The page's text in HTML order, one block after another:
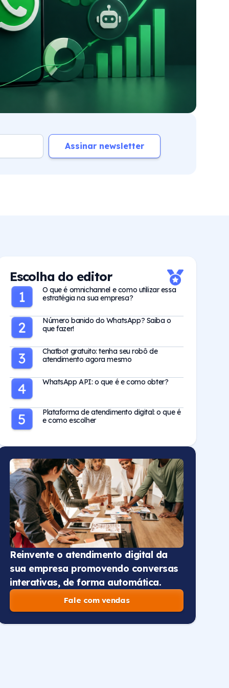
Assinar newsletter
Escolha do editor
O que é omnichannel e como utilizar essa
estratégia na sua empresa?
Número banido do WhatsApp? Saiba o
que fazer!
Chatbot gratuito: tenha seu robô de
atendimento agora mesmo
WhatsApp API: o que é e como obter?
Plataforma de atendimento digital: o que é
e como escolher
Reinvente o atendimento digital da
sua empresa promovendo conversas
interativas, de forma automática.
Fale com vendas